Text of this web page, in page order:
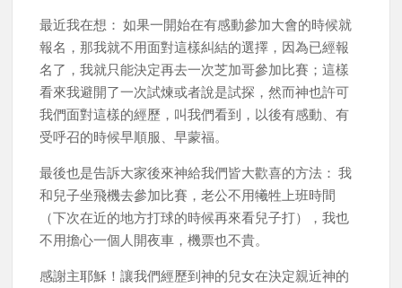
最近我在想： 如果一開始在有感動參加大會的時候就
報名，那我就不用面對這樣糾結的選擇，因為已經報
名了，我就只能決定再去一次芝加哥參加比賽；這樣
看來我避開了一次試煉或者說是試探，然而神也許可
我們面對這樣的經歷，叫我們看到，以後有感動、有
受呼召的時候早順服、早蒙福。
最後也是告訴大家後來神給我們皆大歡喜的方法： 我
和兒子坐飛機去參加比賽，老公不用犧牲上班時間
（下次在近的地方打球的時候再來看兒子打），我也
不用擔心一個人開夜車，機票也不貴。
感謝主耶穌！讓我們經歷到神的兒女在決定親近神的